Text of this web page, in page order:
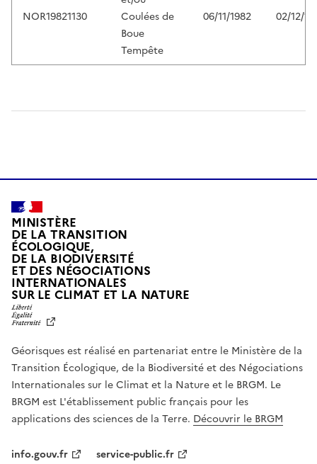
NOR19821130
Coulées de
Boue
Tempête
06/11/1982 02/12/
MINISTÈRE
DE LA TRANSITION
ÉCOLOGIQUE,
DE LA BIODIVERSITÉ
ET DES NÉGOCIATIONS
INTERNATIONALES
SUR LE CLIMAT ET LA NATUREL
T
É
,
É
G
A
L
Géorisques est réalisé en partenariat entre le Ministère de la
Transition Écologique, de la Biodiversité et des Négociations
Internationales sur le Climat et la Nature et le BRGM. Le
BRGM est L'établissement public français pour les
applications des sciences de la Terre. Découvrir le BRGM
info.gouv.fr
service-public.fr